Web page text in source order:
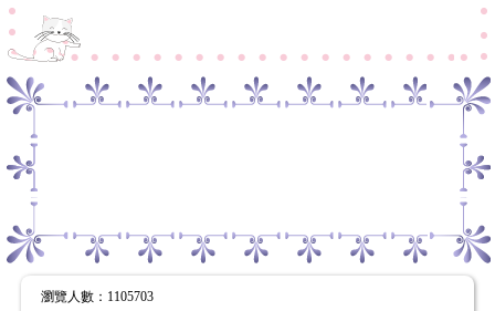
瀏覽人數 ： 1105703